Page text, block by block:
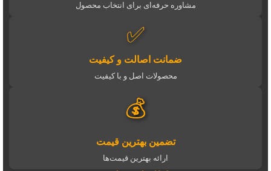
مشاوره حرفه‌ای برای انتخاب محصول
✅
ضمانت اصالت و کیفیت
محصولات اصل و با کیفیت
💰
تضمین بهترین قیمت
ارائه بهترین قیمت‌ها